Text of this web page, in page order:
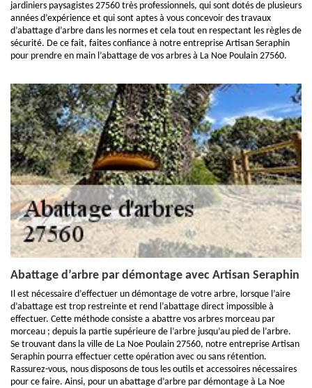
jardiniers paysagistes 27560 très professionnels, qui sont dotés de plusieurs
années d’expérience et qui sont aptes à vous concevoir des travaux
d’abattage d’arbre dans les normes et cela tout en respectant les règles de
sécurité. De ce fait, faites confiance à notre entreprise Artisan Seraphin
pour prendre en main l’abattage de vos arbres à La Noe Poulain 27560.
Abattage d’arbre par démontage avec Artisan Seraphin
Il est nécessaire d’effectuer un démontage de votre arbre, lorsque l’aire
d’abattage est trop restreinte et rend l’abattage direct impossible à
effectuer. Cette méthode consiste a abattre vos arbres morceau par
morceau ; depuis la partie supérieure de l’arbre jusqu’au pied de l’arbre.
Se trouvant dans la ville de La Noe Poulain 27560, notre entreprise Artisan
Seraphin pourra effectuer cette opération avec ou sans rétention.
Rassurez-vous, nous disposons de tous les outils et accessoires nécessaires
pour ce faire. Ainsi, pour un abattage d’arbre par démontage à La Noe